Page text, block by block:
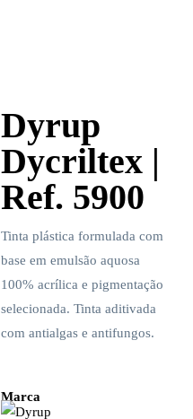
Dyrup
Dycriltex |
Ref. 5900
Tinta plástica formulada com
base em emulsão aquosa
100% acrílica e pigmentação
selecionada. Tinta aditivada
com antialgas e antifungos.
Marca